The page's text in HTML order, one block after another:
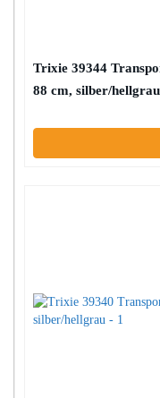
Trixie 39344
88 cm, silber/hellgrau